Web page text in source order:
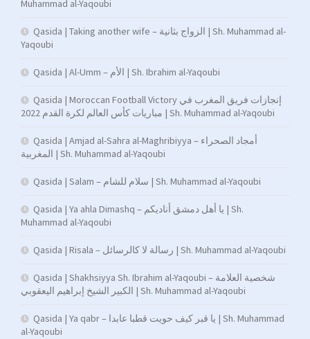
Muhammad al-Yaqoubi
Qasida | Taking another wife – الزواج بثانية | Sh. Muhammad al-
Yaqoubi
Qasida | Al-Umm – الأم | Sh. Ibrahim al-Yaqoubi
Qasida | Moroccan Football Victory إنجازات فريق المغرب في
مباريات كأس العالم لكرة القدم 2022 | Sh. Muhammad al-Yaqoubi
Qasida | Amjad al-Sahra al-Maghribiyya – أمجاد الصحراء
المغربية | Sh. Muhammad al-Yaqoubi
Qasida | Salam – سلام للشام | Sh. Muhammad al-Yaqoubi
Qasida | Ya ahla Dimashq – يا أهل دمشق أناديكم | Sh.
Muhammad al-Yaqoubi
Qasida | Risala – رسالة لا كالرسائل | Sh. Muhammad al-Yaqoubi
Qasida | Shakhsiyya Sh. Ibrahim al-Yaqoubi – شخصية العلامة
الكبير الشيخ إبراهيم اليعقوبي | Sh. Muhammad al-Yaqoubi
Qasida | Ya qabr – يا قبر كيف حويت قطبا عابدا | Sh. Muhammad
al-Yaqoubi